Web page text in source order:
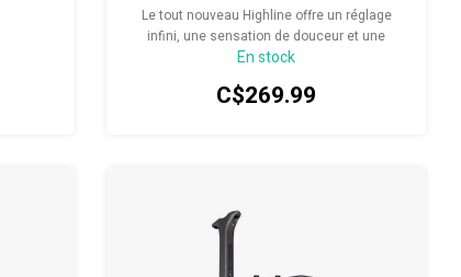
Le tout nouveau Highline offre un réglage
infini, une sensation de douceur et une
installation facile pour n'importe quel vélo.
En stock
C$269.99